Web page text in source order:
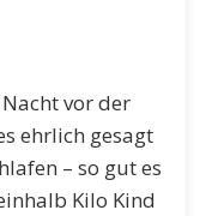
vor der
ehrlich gesagt
– so gut es
Kilo Kind